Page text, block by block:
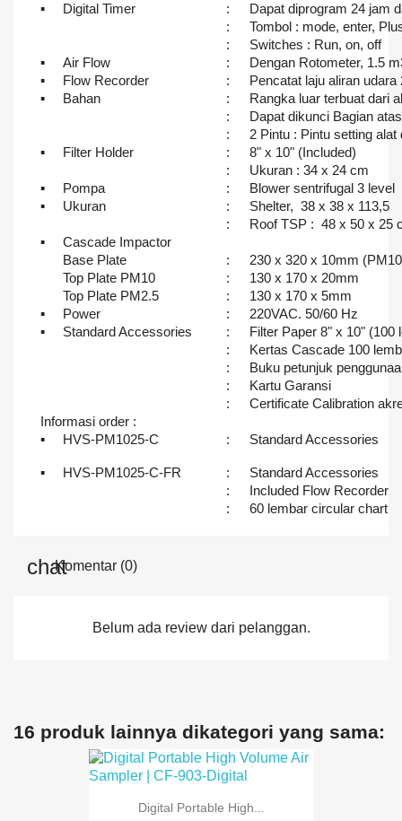
▪
Digital Timer :
Dapat diprogram 24 jam
:
Tombol : mode, enter,
:
Switches : Run, on, off
▪
Air Flow :
Dengan Rotometer, 1.5
▪
Flow Recorder :
Pencatat laju aliran
▪
Bahan :
Rangka luar terbuat dari
:
Dapat dikunci Bagian
:
2 Pintu : Pintu setting
▪
Filter Holder :
8" x 10" (Included)
:
Ukuran : 34 x 24 cm
▪
Pompa :
Blower sentrifugal 3 level
▪
Ukuran :
Shelter, 38 x 38 x 113,5
:
Roof TSP : 48 x 50 x 25
▪
Cascade Impactor
Base Plate
:
230 x 320 x 10mm
Top Plate PM10
:
130 x 170 x 20mm
Top Plate PM2.5
:
130 x 170 x 5mm
▪
Power :
220VAC. 50/60 Hz
▪
Standard Accessories :
Filter Paper 8" x 10" (100
:
Kertas Cascade 100
:
Buku petunjuk
:
Kartu Garansi
:
Certificate Calibration
Informasi order :
▪
HVS-PM1025-C : Standard Accessories
▪ HVS-PM1025-C-FR :
Standard Accessories
:
Included Flow Recorder
:
60 lembar circular chart
Komentar (0)
Belum ada review dari pelanggan.
16 produk lainnya dikategori yang sama:
Digital Portable High...